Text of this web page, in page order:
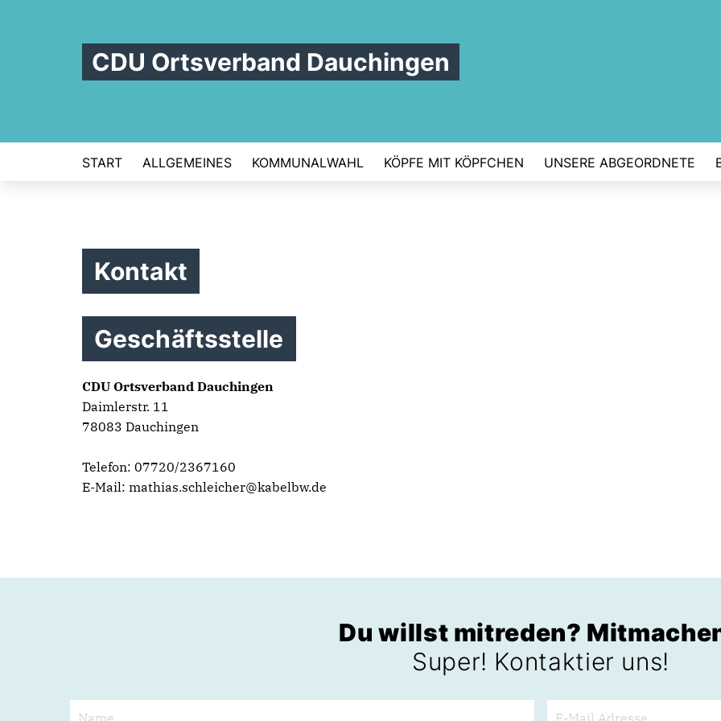
CDU Ortsverband Dauchingen
START ALLGEMEINES KOMMUNALWAHL KÖPFE MIT KÖPFCHEN UNSERE ABGEORDNETE
Kontakt
Geschäftsstelle
CDU Ortsverband Dauchingen
Daimlerstr. 11
78083 Dauchingen
Telefon: 07720/2367160
E-Mail: mathias.schleicher@kabelbw.de
Du willst mitreden?
Super! Kontaktier uns!